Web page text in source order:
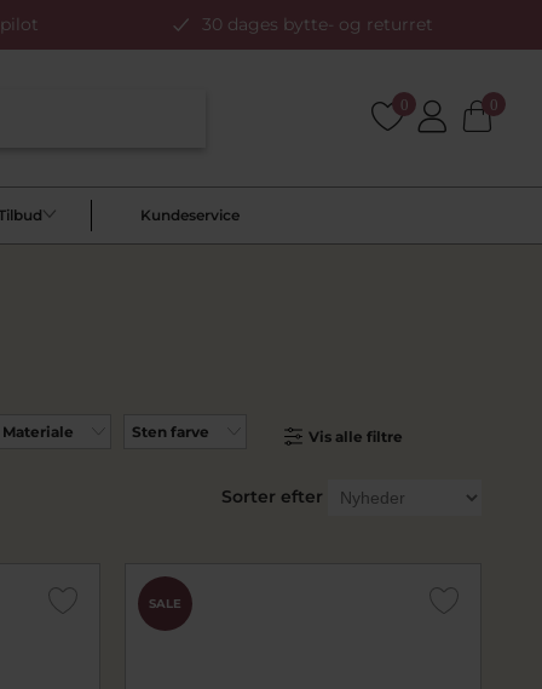
30 dages bytte- og returret
0 0
Kundeservice
Materiale Sten farve Vis alle filtre
Sorter efter
SALE